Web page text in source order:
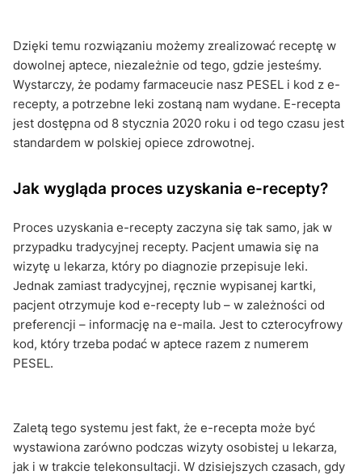
Dzięki temu rozwiązaniu możemy zrealizować receptę w
dowolnej aptece, niezależnie od tego, gdzie jesteśmy.
Wystarczy, że podamy farmaceucie nasz PESEL i kod z e-
recepty, a potrzebne leki zostaną nam wydane. E-recepta
jest dostępna od 8 stycznia 2020 roku i od tego czasu jest
standardem w polskiej opiece zdrowotnej.
Jak wygląda proces uzyskania e-recepty?
Proces uzyskania e-recepty zaczyna się tak samo, jak w
przypadku tradycyjnej recepty. Pacjent umawia się na
wizytę u lekarza, który po diagnozie przepisuje leki.
Jednak zamiast tradycyjnej, ręcznie wypisanej kartki,
pacjent otrzymuje kod e-recepty lub – w zależności od
preferencji – informację na e-maila. Jest to czterocyfrowy
kod, który trzeba podać w aptece razem z numerem
PESEL.
Zaletą tego systemu jest fakt, że e-recepta może być
wystawiona zarówno podczas wizyty osobistej u lekarza,
jak i w trakcie telekonsultacji. W dzisiejszych czasach, gdy